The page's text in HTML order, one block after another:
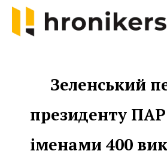
Skip
content
Зеленський
президенту ПАР
іменами 400